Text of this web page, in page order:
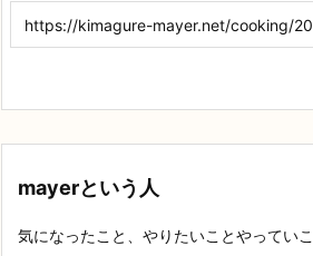
mayerという人
気になったこと、やりたいことやってい